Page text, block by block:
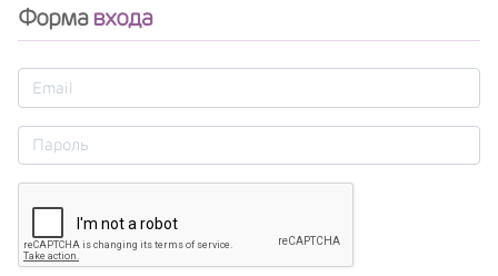
Формавхода